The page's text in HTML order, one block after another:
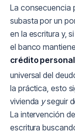
La consecuencia
subasta por un
en la escritura y,
el banco
crédito
universal del
la práctica, esto
vivienda yseguir
La intervención
escritura